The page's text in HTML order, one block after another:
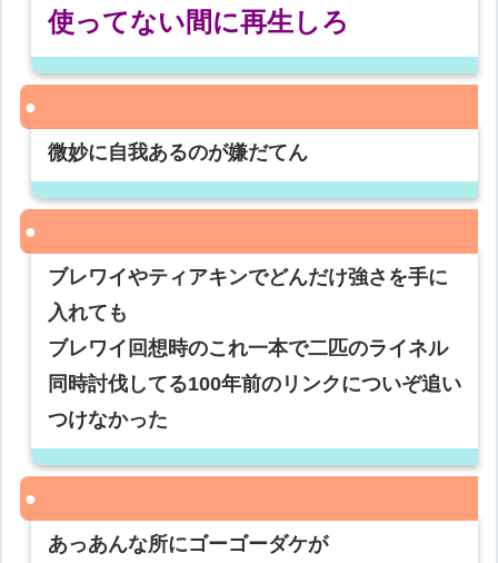
使ってない間に再生しろ
微妙に自我あるのが嫌だてん
ブレワイやティアキンでどんだけ強さを手に
入れても
ブレワイ回想時のこれ一本で二匹のライネル
同時討伐してる100年前のリンクについぞ追い
つけなかった
あっあんな所にゴーゴーダケが